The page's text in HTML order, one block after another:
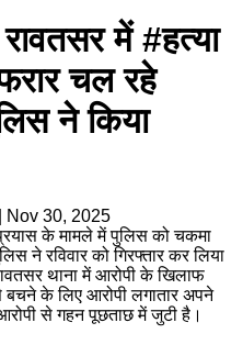
में #हत्या
चल रहे
ने किया
Nov 30, 2025
के मामले में पुलिस को चकमा
ने रविवार को गिरफ्तार कर लिया
थाना में आरोपी के खिलाफ
बचने के लिए आरोपी लगातार अपने
से गहन पूछताछ में जुटी है।